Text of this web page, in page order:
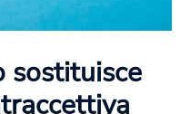
sostituisce